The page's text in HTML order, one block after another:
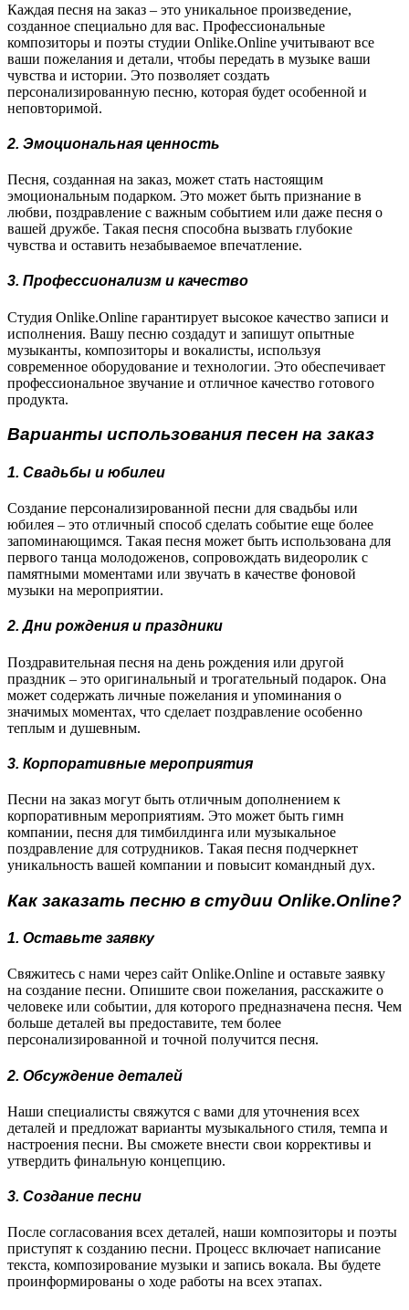
Каждая песня на заказ – это уникальное произведение,
созданное специально для вас. Профессиональные
композиторы и поэты студии Onlike.Online учитывают все
ваши пожелания и детали, чтобы передать в музыке ваши
чувства и истории. Это позволяет создать
персонализированную песню, которая будет особенной и
неповторимой.
2. Эмоциональная ценность
Песня, созданная на заказ, может стать настоящим
эмоциональным подарком. Это может быть признание в
любви, поздравление с важным событием или даже песня о
вашей дружбе. Такая песня способна вызвать глубокие
чувства и оставить незабываемое впечатление.
3. Профессионализм и качество
Студия Onlike.Online гарантирует высокое качество записи и
исполнения. Вашу песню создадут и запишут опытные
музыканты, композиторы и вокалисты, используя
современное оборудование и технологии. Это обеспечивает
профессиональное звучание и отличное качество готового
продукта.
Варианты использования песен на заказ
1. Свадьбы и юбилеи
Создание персонализированной песни для свадьбы или
юбилея – это отличный способ сделать событие еще более
запоминающимся. Такая песня может быть использована для
первого танца молодоженов, сопровождать видеоролик с
памятными моментами или звучать в качестве фоновой
музыки на мероприятии.
2. Дни рождения и праздники
Поздравительная песня на день рождения или другой
праздник – это оригинальный и трогательный подарок. Она
может содержать личные пожелания и упоминания о
значимых моментах, что сделает поздравление особенно
теплым и душевным.
3. Корпоративные мероприятия
Песни на заказ могут быть отличным дополнением к
корпоративным мероприятиям. Это может быть гимн
компании, песня для тимбилдинга или музыкальное
поздравление для сотрудников. Такая песня подчеркнет
уникальность вашей компании и повысит командный дух.
Как заказать песню в студии Onlike.Online?
1. Оставьте заявку
Свяжитесь с нами через сайт Onlike.Online и оставьте заявку
на создание песни. Опишите свои пожелания, расскажите о
человеке или событии, для которого предназначена песня. Чем
больше деталей вы предоставите, тем более
персонализированной и точной получится песня.
2. Обсуждение деталей
Наши специалисты свяжутся с вами для уточнения всех
деталей и предложат варианты музыкального стиля, темпа и
настроения песни. Вы сможете внести свои коррективы и
утвердить финальную концепцию.
3. Создание песни
После согласования всех деталей, наши композиторы и поэты
приступят к созданию песни. Процесс включает написание
текста, композирование музыки и запись вокала. Вы будете
проинформированы о ходе работы на всех этапах.